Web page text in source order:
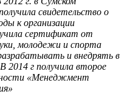
свидетельство о
к организации
сертификат от
молодежи и спорта
и внедрять в
2014 г получила второе
«Менеджмент